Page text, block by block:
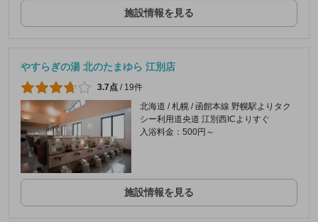
施設情報を見る
やすらぎの湯 北のたまゆら 江別店
3.7点 / 19件
北海道 / 札幌 / 函館本線 野幌駅よりタク
シー利用道央道 江別西ICよりすぐ
入浴料金：500円～
施設情報を見る